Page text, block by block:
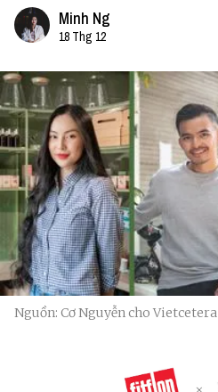
Minh Ng
18 Thg 12
Nguồn: Cơ Nguyễn cho Vietcetera